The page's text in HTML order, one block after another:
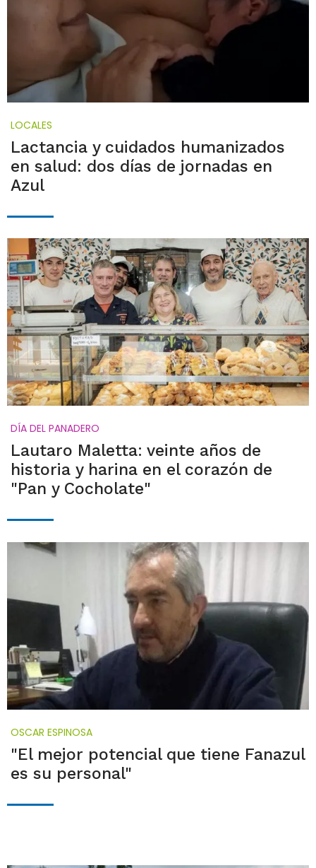
LOCALES
Lactancia y cuidados humanizados
en salud: dos días de jornadas en
Azul
DÍA DEL PANADERO
Lautaro Maletta: veinte años de
historia y harina en el corazón de
"Pan y Cocholate"
OSCAR ESPINOSA
"El mejor potencial que tiene Fanazul
es su personal"